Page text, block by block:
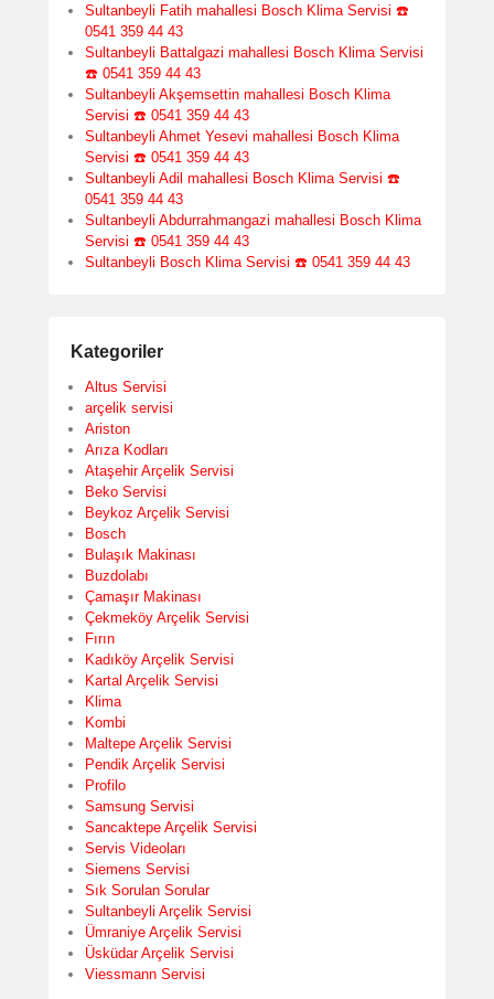
Sultanbeyli Fatih mahallesi Bosch Klima Servisi ☎️
0541 359 44 43
Sultanbeyli Battalgazi mahallesi Bosch Klima Servisi
☎️ 0541 359 44 43
Sultanbeyli Akşemsettin mahallesi Bosch Klima
Servisi ☎️ 0541 359 44 43
Sultanbeyli Ahmet Yesevi mahallesi Bosch Klima
Servisi ☎️ 0541 359 44 43
Sultanbeyli Adil mahallesi Bosch Klima Servisi ☎️
0541 359 44 43
Sultanbeyli Abdurrahmangazi mahallesi Bosch Klima
Servisi ☎️ 0541 359 44 43
Sultanbeyli Bosch Klima Servisi ☎️ 0541 359 44 43
Kategoriler
Altus Servisi
arçelik servisi
Ariston
Arıza Kodları
Ataşehir Arçelik Servisi
Beko Servisi
Beykoz Arçelik Servisi
Bosch
Bulaşık Makinası
Buzdolabı
Çamaşır Makinası
Çekmeköy Arçelik Servisi
Fırın
Kadıköy Arçelik Servisi
Kartal Arçelik Servisi
Klima
Kombi
Maltepe Arçelik Servisi
Pendik Arçelik Servisi
Profilo
Samsung Servisi
Sancaktepe Arçelik Servisi
Servis Videoları
Siemens Servisi
Sık Sorulan Sorular
Sultanbeyli Arçelik Servisi
Ümraniye Arçelik Servisi
Üsküdar Arçelik Servisi
Viessmann Servisi